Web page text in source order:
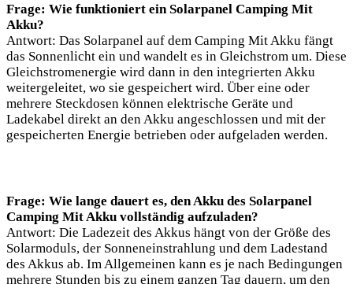
Frage: Wie funktioniert ein Solarpanel Camping Mit
Akku?
Antwort: Das Solarpanel auf dem Camping Mit Akku fängt
das Sonnenlicht ein und wandelt es in Gleichstrom um. Diese
Gleichstromenergie wird dann in den integrierten Akku
weitergeleitet, wo sie gespeichert wird. Über eine oder
mehrere Steckdosen können elektrische Geräte und
Ladekabel direkt an den Akku angeschlossen und mit der
gespeicherten Energie betrieben oder aufgeladen werden.
Frage: Wie lange dauert es, den Akku des Solarpanel
Camping Mit Akku vollständig aufzuladen?
Antwort: Die Ladezeit des Akkus hängt von der Größe des
Solarmoduls, der Sonneneinstrahlung und dem Ladestand
des Akkus ab. Im Allgemeinen kann es je nach Bedingungen
mehrere Stunden bis zu einem ganzen Tag dauern, um den